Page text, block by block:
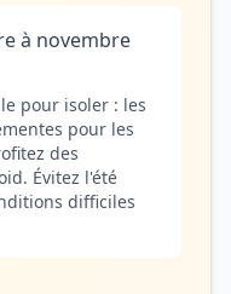
à novembre
pour isoler : les
pour les
des
Évitez l'été
difficiles